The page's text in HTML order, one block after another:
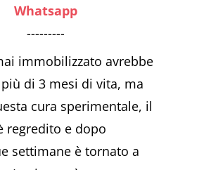
Whatsapp
---------
immobilizzato avrebbe
di 3 mesi di vita, ma
cura sperimentale, il
regredito e dopo
settimane è tornato a